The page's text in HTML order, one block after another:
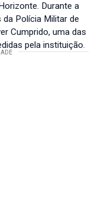
Durante a
Polícia Militar de
Cumprido, uma das
pela instituição.